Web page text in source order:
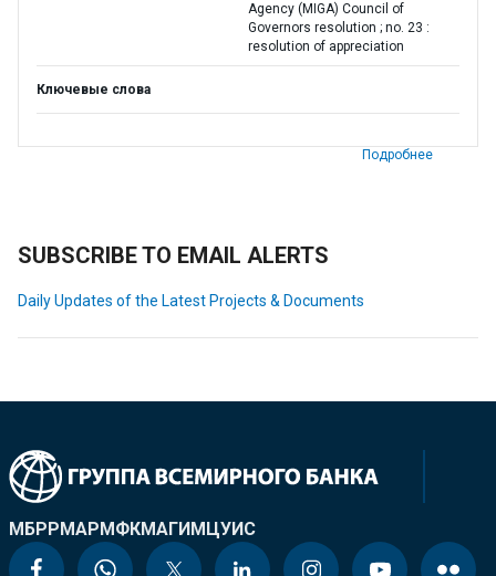
Agency (MIGA) Council of
Governors resolution ; no. 23 :
resolution of appreciation
Ключевые слова
Подробнее
SUBSCRIBE TO EMAIL ALERTS
Daily Updates of the Latest Projects & Documents
МБРРМАРМФКМАГИМЦУИС